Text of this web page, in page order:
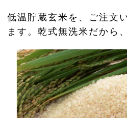
低温貯蔵玄米を、ご注文
ます。乾式無洗米だから